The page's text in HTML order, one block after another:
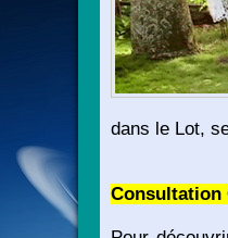
dans le Lot,
Consultation